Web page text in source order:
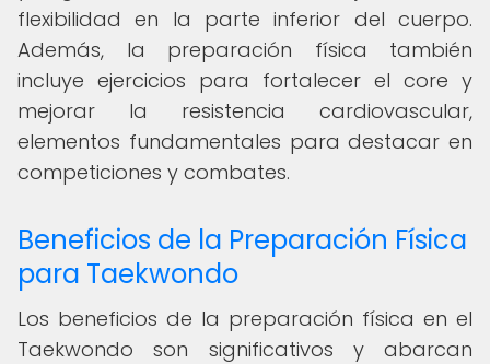
flexibilidad en la parte inferior del cuerpo.
Además, la preparación física también
incluye ejercicios para fortalecer el core y
mejorar la resistencia cardiovascular,
elementos fundamentales para destacar en
competiciones y combates.
Beneficios de la Preparación Física
para Taekwondo
Los beneficios de la preparación física en el
Taekwondo son significativos y abarcan